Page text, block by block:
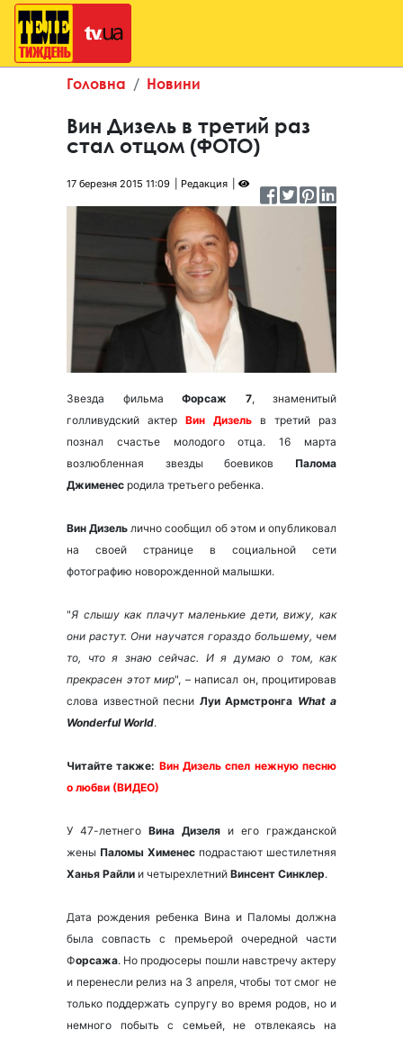
Головна Новини
Вин Дизель в третий раз
стал отцом (ФОТО)
17 березня 2015 11:09 Редакция
Звезда фильма Форсаж 7, знаменитый
голливудский актер Вин Дизель в третий раз
познал счастье молодого отца. 16 марта
возлюбленная звезды боевиков Палома
Джименес родила третьего ребенка.
Вин Дизель лично сообщил об этом и опубликовал
на своей странице в социальной сети
фотографию новорожденной малышки.
"Я слышу как плачут маленькие дети, вижу, как
они растут. Они научатся гораздо большему, чем
то, что я знаю сейчас. И я думаю о том, как
прекрасен этот мир", – написал он, процитировав
слова известной песни Луи Армстронга What a
Wonderful World.
Читайте также: Вин Дизель спел нежную песню
о любви (ВИДЕО)
У 47-летнего Вина Дизеля и его гражданской
жены Паломы Хименес подрастают шестилетняя
Ханья Райли и четырехлетний Винсент Синклер.
Дата рождения ребенка Вина и Паломы должна
была совпасть с премьерой очередной части
Форсажа. Но продюсеры пошли навстречу актеру
и перенесли релиз на 3 апреля, чтобы тот смог не
только поддержать супругу во время родов, но и
немного побыть с семьей, не отвлекаясь на